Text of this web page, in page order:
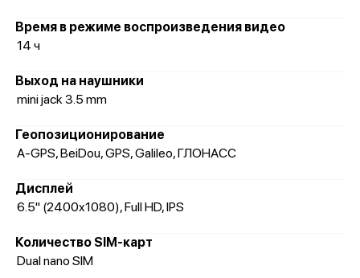
Время в режиме воспроизведения видео
14 ч
Выход на наушники
mini jack 3.5 mm
Геопозиционирование
A-GPS, BeiDou, GPS, Galileo, ГЛОНАСС
Дисплей
6.5" (2400x1080), Full HD, IPS
Количество SIM-карт
Dual nano SIM